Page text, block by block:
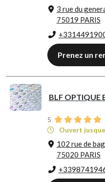
3 rue du
75019 PARIS
Prenez un
BLF OPTIQUE
5
Ouvert
102 rue de
75020 PARIS